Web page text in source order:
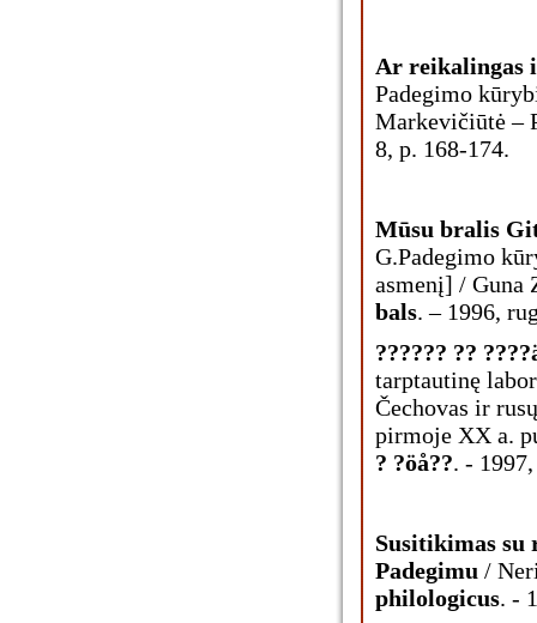
Ar reikalingas
Padegimo
Markevičiūtė –
8, p. 168-174.
Mūsu bralis
G.Padegimo
asmenį] /
bals. – 1996,
?????? ??
tarptautinę
Čechovas ir
pirmoje XX a.
? ?öå??. - 1997,
Susitikimas
Padegimu /
philologicus. -